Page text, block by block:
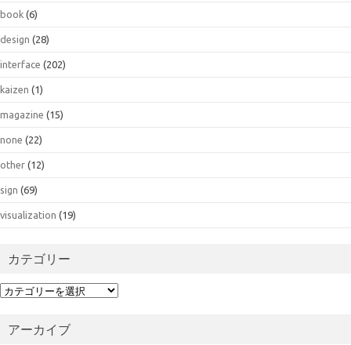
book (6)
design (28)
interface (202)
kaizen (1)
magazine (15)
none (22)
other (12)
sign (69)
visualization (19)
カテゴリー
カ
アーカイブ